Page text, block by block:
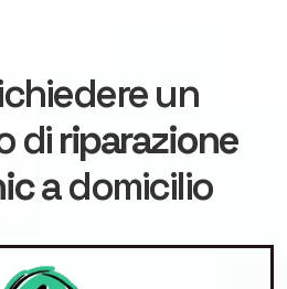
un
diriparazione
a domicilio